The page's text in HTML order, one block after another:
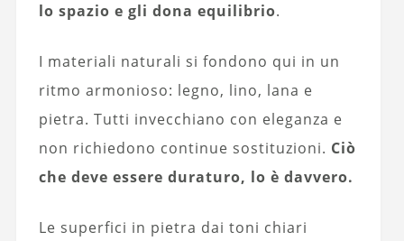
lo spazio e gli dona equilibrio.
I materiali naturali si fondono qui in un
ritmo armonioso: legno, lino, lana e
pietra. Tutti invecchiano con eleganza e
non richiedono continue sostituzioni. Ciò
che deve essere duraturo, lo è davvero.
Le superfici in pietra dai toni chiari